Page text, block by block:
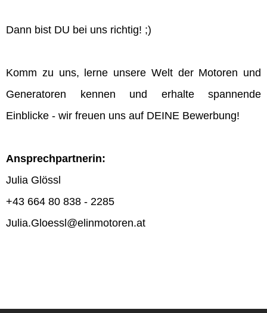
Dann bist DU bei uns richtig! ;)
Komm zu uns, lerne unsere Welt der Motoren und
Generatoren kennen und erhalte spannende
Einblicke - wir freuen uns auf DEINE Bewerbung!
Ansprechpartnerin:
Julia Glössl
+43 664 80 838 - 2285
Julia.Gloessl@elinmotoren.at